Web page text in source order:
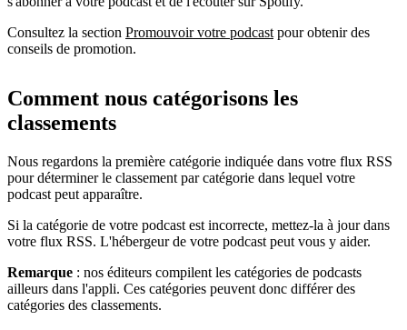
Consultez la section Promouvoir votre podcast pour obtenir des
conseils de promotion.
Comment nous catégorisons les
classements
Nous regardons la première catégorie indiquée dans votre flux RSS
pour déterminer le classement par catégorie dans lequel votre
podcast peut apparaître.
Si la catégorie de votre podcast est incorrecte, mettez-la à jour dans
votre flux RSS. L'hébergeur de votre podcast peut vous y aider.
Remarque : nos éditeurs compilent les catégories de podcasts
ailleurs dans l'appli. Ces catégories peuvent donc différer des
catégories des classements.